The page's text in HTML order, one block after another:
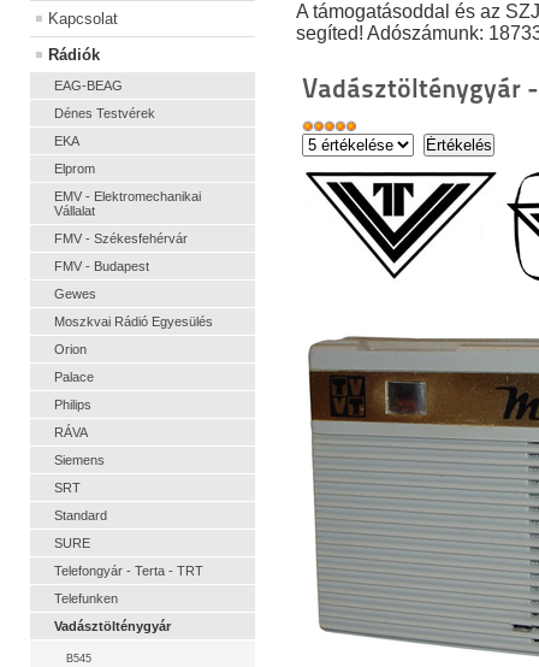
Kapcsolat
Rádiók
EAG-BEAG
Dénes Testvérek
EKA
Elprom
EMV - Elektromechanikai
Vállalat
FMV - Székesfehérvár
FMV - Budapest
Gewes
Moszkvai Rádió Egyesülés
Orion
Palace
Philips
RÁVA
Siemens
SRT
Standard
SURE
Telefongyár - Terta - TRT
Telefunken
Vadásztölténygyár
B545
A támogatásoddal és az
segíted! Adószámunk:
Vadásztölténygyár